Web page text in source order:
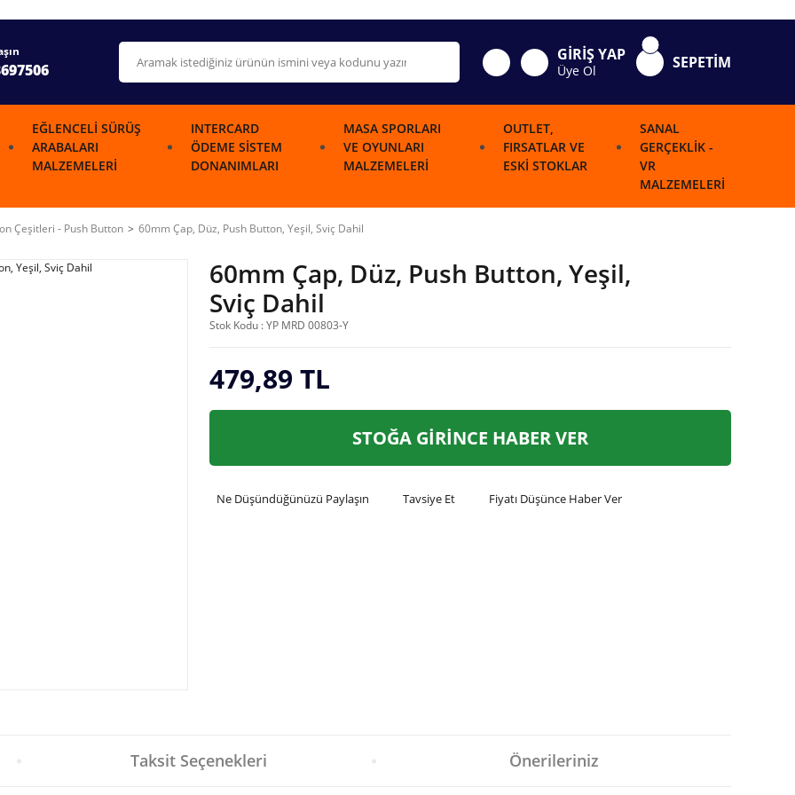
GİRİŞ YAP
Üye Ol SEPETİM
EĞLENCELI SÜRÜŞ
ARABALARI
MALZEMELERI
INTERCARD
ÖDEME SISTEM
DONANIMLARI
MASA SPORLARI
VE OYUNLARI
MALZEMELERI
OUTLET,
FIRSATLAR VE
ESKI STOKLAR
SANAL
GERÇEKLIK -
VR
MALZEMELERI
Çeşitleri - Push Button 60mm Çap, Düz, Push Button, Yeşil, Sviç Dahil
60mm Çap, Düz, Push Button, Yeşil,
Sviç Dahil
Stok Kodu : YP MRD 00803-Y
479,89 TL
STOĞA GİRİNCE HABER VER
Ne Düşündüğünüzü Paylaşın Tavsiye Et Fiyatı Düşünce Haber Ver
Taksit Seçenekleri Önerileriniz